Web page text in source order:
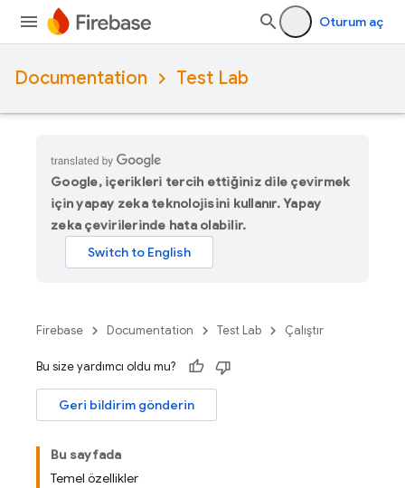
Oturum aç
Documentation Test Lab
Google, içerikleri tercih ettiğiniz dile çevirmek
için yapay zeka teknolojisini kullanır. Yapay
zeka çevirilerinde hata olabilir.
Firebase Documentation Test Lab Çalıştır
Bu size yardımcı oldu mu?
Geri bildirim gönderin
Bu sayfada
Temel özellikler